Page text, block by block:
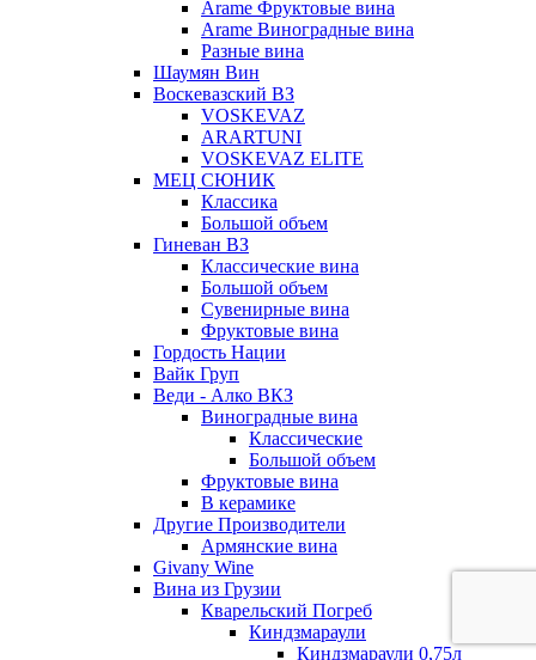
Arame Фруктовые вина
Arame Виноградные вина
Разные вина
Шаумян Вин
Воскевазский ВЗ
VOSKEVAZ
ARARTUNI
VOSKEVAZ ELITE
МЕЦ СЮНИК
Классика
Большой объем
Гиневан ВЗ
Классические вина
Большой объем
Сувенирные вина
Фруктовые вина
Гордость Нации
Вайк Груп
Веди - Алко ВКЗ
Виноградные вина
Классические
Большой объем
Фруктовые вина
В керамике
Другие Производители
Армянские вина
Givany Wine
Вина из Грузии
Кварельский Погреб
Киндзмараули
Киндзмараули 0,75л